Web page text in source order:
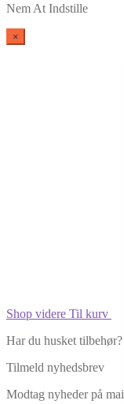
Nem At Indstille
×
Shop videre Til kurv
Har du husket tilbehør?
Tilmeld nyhedsbrev
Modtag nyheder på